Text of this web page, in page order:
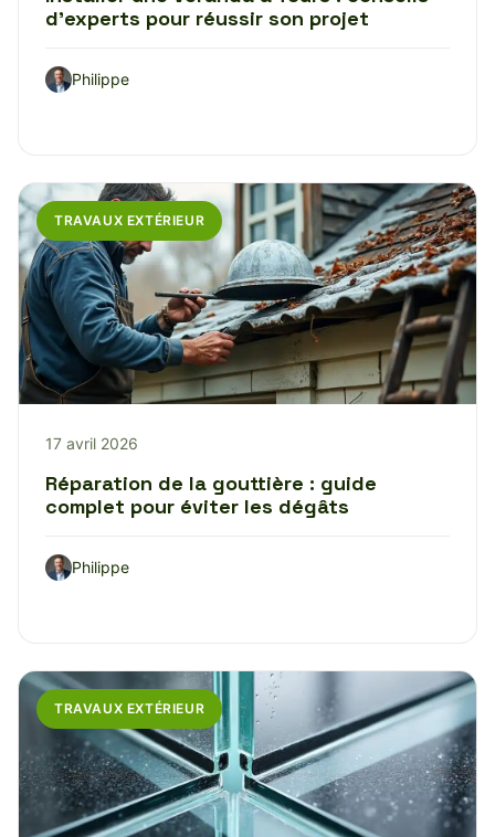
d’experts pour réussir son projet
Philippe
TRAVAUX EXTÉRIEUR
17 avril 2026
Réparation de la gouttière : guide
complet pour éviter les dégâts
Philippe
TRAVAUX EXTÉRIEUR